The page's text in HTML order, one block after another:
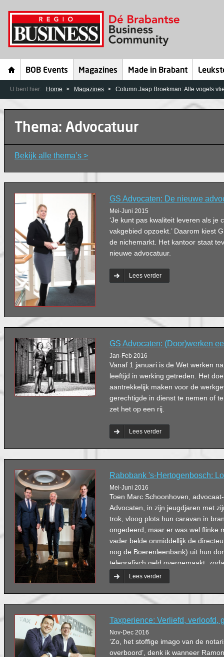
BOB Events Magazines Made in Brabant
U bent hier: Home Magazines Column Jaap Broekman: Alle vogels
Thema: Advocatuur
Bekijk alle thema’s >
GS Advocaten: De nieuwe
Mei-Juni 2015
‘Je kunt pas kwaliteit leveren als je
vakgebied opzoekt.’ Daarom kiest
de nichemarkt. Het kantoor staat
nieuwe advocatuur.
Lees verder
GS Advocaten: (Door)werken
Jan-Feb 2016
Vanaf 1 januari is de Wet werken
leeftijd in werking getreden. Het
aantrekkelijk maken voor de
gerechtigde in dienst te nemen of
zet het op een rij.
Lees verder
Rabobank 's-Hertogenbosch:
Mei-Juni 2016
Toen Marc Schoonhoven,
Advocaten, in zijn jeugdjaren met
trok, vloog plots hun caravan in
ongedeerd, maar er was wel flinke
vader belde onmiddellijk de
nog de Boerenleenbank) uit hun
telegrafisch geld overgemaakt,
vervolgen. Dit incident maakte
voor mij hoe belangrijk korte lijnen
waarde aan vaste gezichten; een
ik bij Rabobank ’s-Hertogenbosch
bankieren.’
Lees verder
Taxperience: Verliefd, verloofd,
Nov-Dec 2016
‘Zo, het stoffige imago van de
overboord’, denk ik wanneer